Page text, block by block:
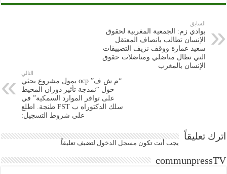
السابق
بوادي زم: الجمعية المغربية لحقوق
الإنسان تطالب بانصاف المعتقل
سعيد عمارة ووقف نزيف التضييقات
التي تطال مناضلي ومناضلات حقوق
الإنسان بالمغرب
التالي
“م ش ف” ocp يمول مشروع بحثي
حول “نمذجة تأثير دوران المحيط
على توافر الموارد السمكية” في
سلك الدكتوراه ب FST طنجة. اطلع
على شروط التسجيل:
اترك تعليقاً
يجب أنت تكون مسجل الدخول لتضيف تعليقاً.
communpressTV